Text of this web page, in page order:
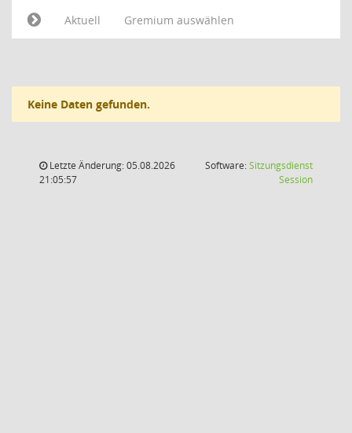
Aktuell
Gremium auswählen
Keine Daten gefunden.
Letzte Änderung: 05.08.2026
21:05:57
Software:Sitzungsdienst
Session(Wird in